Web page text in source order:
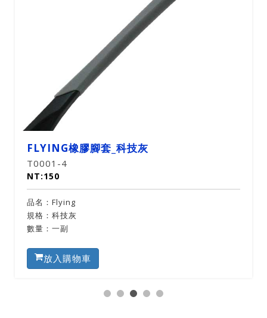
FLYING橡膠腳套_科技灰
T0001-4
NT:150
品名：Flying
規格：科技灰
數量：一副
放入購物車